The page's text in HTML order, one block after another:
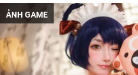
ẢNH GAME